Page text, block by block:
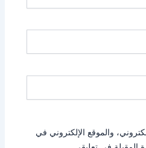
والموقع الإلكتروني في